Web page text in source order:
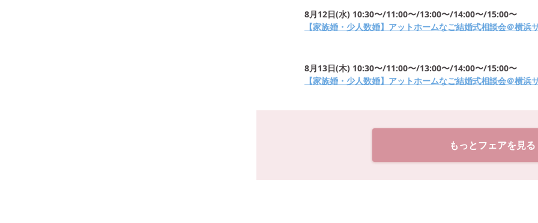
8月12日(水) 10:30〜/11:00〜/13:00〜/14:00〜/15:00〜
【家族婚・少人数婚】アットホームなご結婚式相談会＠横浜
8月13日(木) 10:30〜/11:00〜/13:00〜/14:00〜/15:00〜
【家族婚・少人数婚】アットホームなご結婚式相談会＠横浜
もっとフェアを見る